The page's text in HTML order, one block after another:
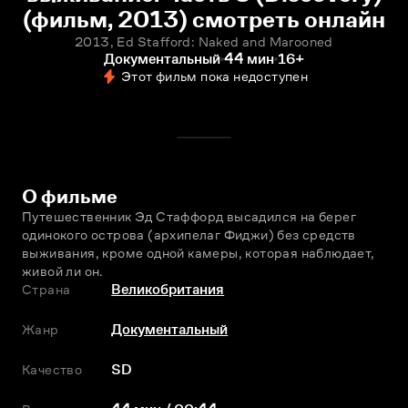
(фильм, 2013) смотреть онлайн
2013, Ed Stafford: Naked and Marooned
Документальный 44 мин 16+
Этот фильм пока недоступен
О фильме
Путешественник Эд Стаффорд высадился на берег
одинокого острова (архипелаг Фиджи) без средств
выживания, кроме одной камеры, которая наблюдает,
живой ли он.
Страна
Великобритания
Жанр Документальный
Качество SD